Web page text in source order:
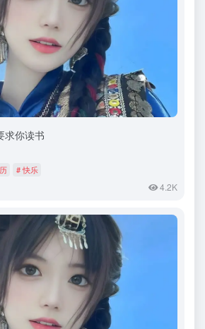
求你读书
# 快乐
4.2K